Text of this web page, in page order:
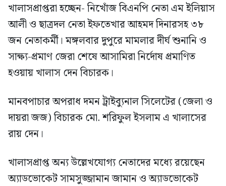
খালাসপ্রাপ্তরা হচ্ছেন- নিখোঁজ বিএনপি নেতা এম ইলিয়াস
আলী ও ছাত্রদল নেতা ইফতেখার আহমদ দিনারসহ ৩৮
জন নেতাকর্মী। মঙ্গলবার দুপুরে মামলার দীর্ঘ শুনানি ও
সাক্ষ্য-প্রমাণ জেরা শেষে আসামিরা নির্দোষ প্রমাণিত
হওয়ায় খালাস দেন বিচারক।
মানবপাচার অপরাধ দমন ট্রাইব্যুনাল সিলেটের (জেলা ও
দায়রা জজ) বিচারক মো. শরিফুল ইসলাম এ খালাসের
রায় দেন।
খালাসপ্রাপ্ত অন্য উল্লেখযোগ্য নেতাদের মধ্যে রয়েছেন
অ্যাডভোকেট সামসুজ্জামান জামান ও অ্যাডভোকেট